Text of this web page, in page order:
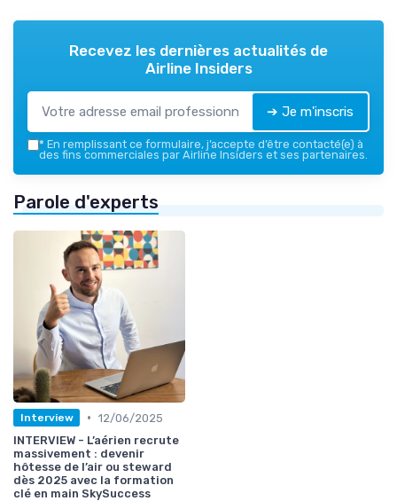
Recevez les dernières actualités de
Airline Insiders
➔ Je m'inscris
* En remplissant ce formulaire, j’accepte d’être contacté(e) à
des fins commerciales par Airline Insiders et ses partenaires.
Parole d'experts
Interview • 12/06/2025
INTERVIEW - L’aérien recrute
massivement : devenir
hôtesse de l’air ou steward
dès 2025 avec la formation
clé en main SkySuccess